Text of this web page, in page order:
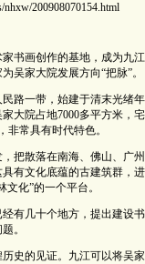
nhxw/200908070154.html
书画创作的基地，成为九
吴家大院发展方向“把脉”。
路一带，始建于清末光绪
大院占地7000多平方米，
常具有时代特色。
把散落在南海、佛山、广
有文化底蕴的古建筑群，
化”的一个平台。
有几十个地方，提出建设
。
史的见证。九江可以将吴